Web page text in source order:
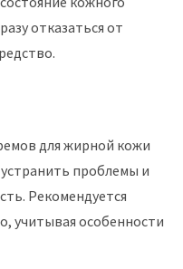
отказаться от
для жирной кожи
проблемы и
Рекомендуется
учитывая особенности